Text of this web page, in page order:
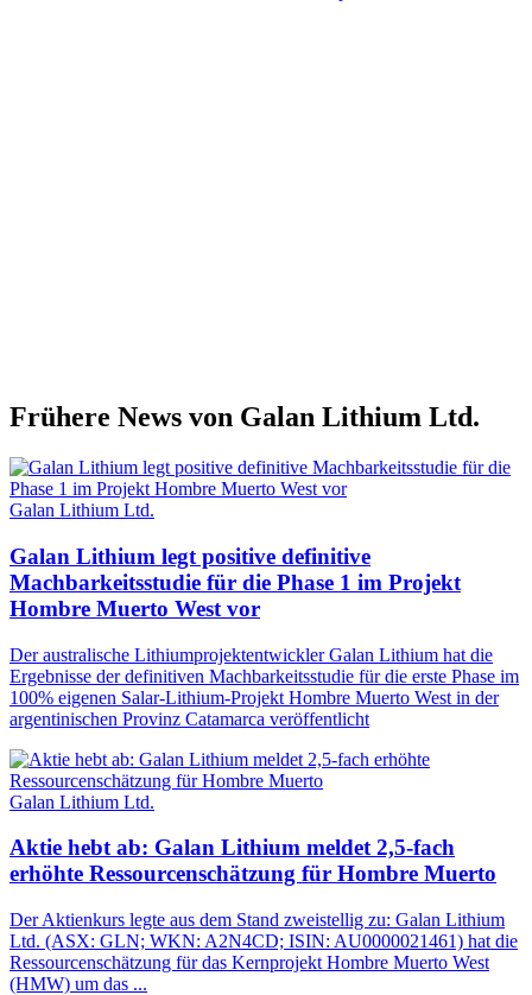
Frühere News von Galan Lithium Ltd.
Galan Lithium Ltd.
Galan Lithium legt positive definitive
Machbarkeitsstudie für die Phase 1 im Projekt
Hombre Muerto West vor
Der australische Lithiumprojektentwickler Galan Lithium hat die
Ergebnisse der definitiven Machbarkeitsstudie für die erste Phase im
100% eigenen Salar-Lithium-Projekt Hombre Muerto West in der
argentinischen Provinz Catamarca veröffentlicht
Galan Lithium Ltd.
Aktie hebt ab: Galan Lithium meldet 2,5-fach
erhöhte Ressourcenschätzung für Hombre Muerto
Der Aktienkurs legte aus dem Stand zweistellig zu: Galan Lithium
Ltd. (ASX: GLN; WKN: A2N4CD; ISIN: AU0000021461) hat die
Ressourcenschätzung für das Kernprojekt Hombre Muerto West
(HMW) um das ...